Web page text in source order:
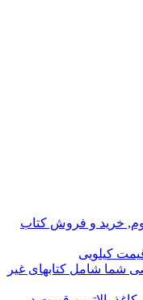
خرید و فروش کتاب
کیلویی
شما شامل کتابهای غیر